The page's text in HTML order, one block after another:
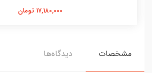
17,180,000 تومان
مشخصات دیدگاه‌ها